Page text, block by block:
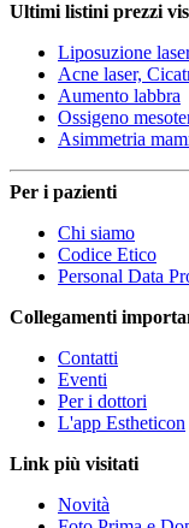
Ultimi listini prezzi
Liposuzione
Acne laser,
Aumento labbra
Ossigeno
Asimmetria
Per i pazienti
Chi siamo
Codice Etico
Personal Data
Collegamenti
Contatti
Eventi
Per i dottori
L'app Estheticon
Link più visitati
Novità